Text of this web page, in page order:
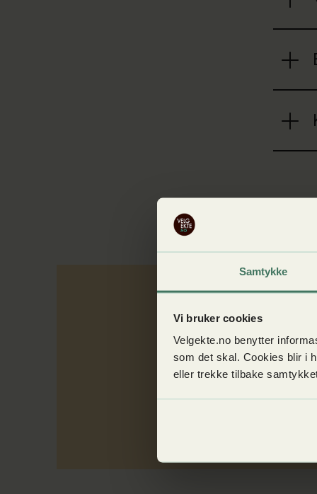
Samtykke
Vi bruker cookies
Velgekte.no benytter
som det skal. Cookies blir i
eller trekke tilbake